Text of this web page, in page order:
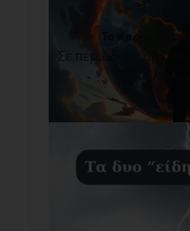
Το παρόν δεν
Σε περιόδους